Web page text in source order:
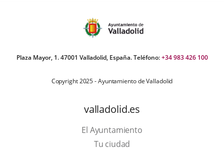
Plaza Mayor, 1. 47001 Valladolid, España. Teléfono:+34 983 426 100
Copyright 2025 - Ayuntamiento de Valladolid
valladolid.es
El Ayuntamiento
Tu ciudad